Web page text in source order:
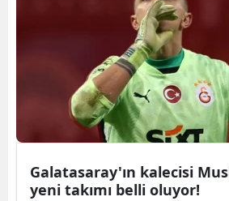
Galatasaray'ın kalecisi
yeni takımı belli oluyor!